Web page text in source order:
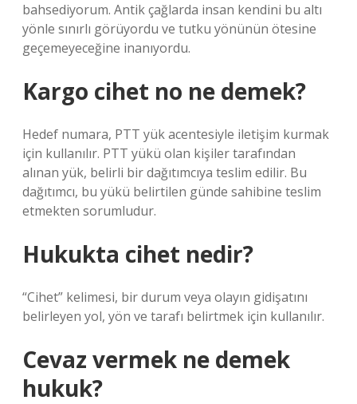
bahsediyorum. Antik çağlarda insan kendini bu altı
yönle sınırlı görüyordu ve tutku yönünün ötesine
geçemeyeceğine inanıyordu.
Kargo cihet no ne demek?
Hedef numara, PTT yük acentesiyle iletişim kurmak
için kullanılır. PTT yükü olan kişiler tarafından
alınan yük, belirli bir dağıtımcıya teslim edilir. Bu
dağıtımcı, bu yükü belirtilen günde sahibine teslim
etmekten sorumludur.
Hukukta cihet nedir?
“Cihet” kelimesi, bir durum veya olayın gidişatını
belirleyen yol, yön ve tarafı belirtmek için kullanılır.
Cevaz vermek ne demek
hukuk?